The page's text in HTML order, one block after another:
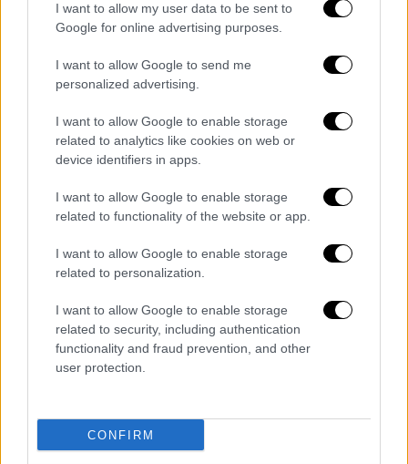
I want to allow my user data to be sent to
Google for online advertising purposes.
I want to allow Google to send me
personalized advertising.
I want to allow Google to enable storage
related to analytics like cookies on web or
device identifiers in apps.
I want to allow Google to enable storage
related to functionality of the website or app.
I want to allow Google to enable storage
related to personalization.
I want to allow Google to enable storage
related to security, including authentication
functionality and fraud prevention, and other
user protection.
CONFIRM
Με σεβασμό, αξιοπρέπεια και συγκίνηση, το
αναλαμβάνει τη ριζική ανακαίνιση κατοικιών
οικογενειών που αντιμετωπίζουν σοβαρές
προβλήματα υγείας ή τις συνέπειες φυσικών
καταστροφών. Μέσα σε μόλις μία εβδομάδα,
μία μεγάλη και έμπειρη ομάδα
επαγγελματικών μεταμορφώνει κάθε σπίτι
Αν εσύ ή η οικογένειά σου χρειάζεστε μία
νέα αρχή, δήλωσε συμμετοχή στο
επόμενη ιστορία που θα αλλάξει να είναι η
δική σου.